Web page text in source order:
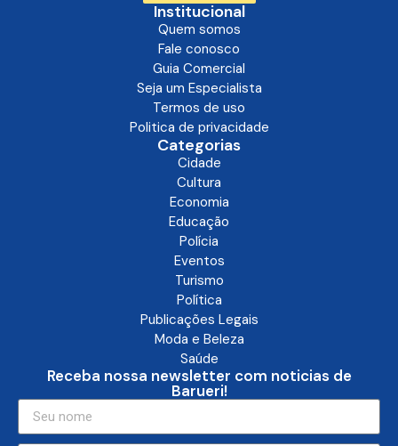
Institucional
Quem somos
Fale conosco
Guia Comercial
Seja um Especialista
Termos de uso
Politica de privacidade
Categorias
Cidade
Cultura
Economia
Educação
Polícia
Eventos
Turismo
Política
Publicações Legais
Moda e Beleza
Saúde
Receba nossa newsletter com noticias de
Barueri!